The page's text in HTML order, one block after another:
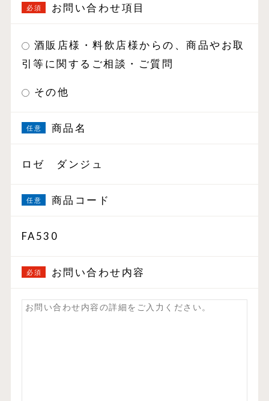
お問い合わせ項目
酒販店様・料飲店様からの、商品やお取
引等に関するご相談・ご質問
その他
商品名
ロゼ ダンジュ
商品コード
FA530
お問い合わせ内容